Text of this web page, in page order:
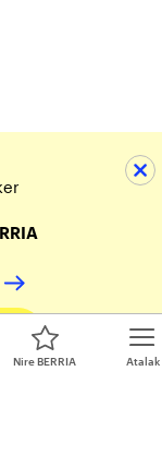
Atalak
Nire BERRIA